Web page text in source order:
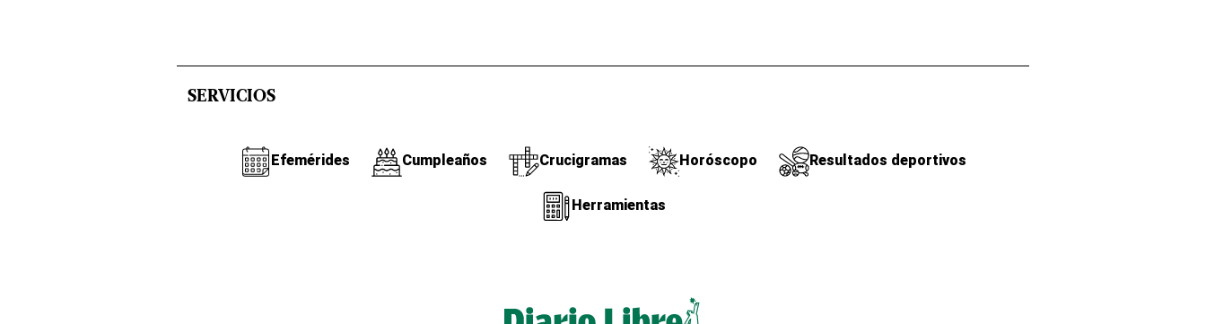
SERVICIOS
Efemérides Cumpleaños Crucigramas Horóscopo Resultados deportivos
Herramientas